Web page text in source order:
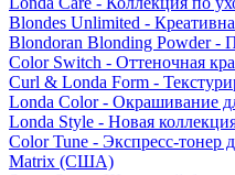
Blondes Unlimited -
Blondoran Blonding Powder -
Color Switch - Оттеночная
Curl & Londa Form -
Londa Color - Окрашивание
Londa Style - Новая
Color Tune - Экспресс-тонер
Matrix (США)